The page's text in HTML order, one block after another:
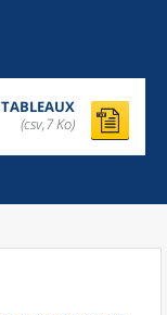
(csv,7 Ko)